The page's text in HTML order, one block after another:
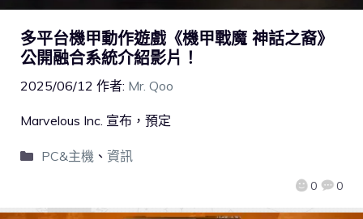
多平台機甲動作遊戲《機甲戰魔 神話之裔》
公開融合系統介紹影片！
2025/06/12 作者: Mr. Qoo
0 0
Marvelous Inc. 宣布，預定
PC&主機 、 資訊